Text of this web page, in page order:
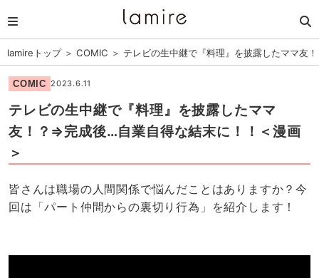
lamireトップ＞ COMIC ＞ テレビの生中継で『料理』を披露したママ友
COMIC 2023.6.11
テレビの生中継で『料理』を披露したママ
友！？⇒完成後…自業自得な結末に！！＜漫画
＞
皆さんは職場の人間関係で悩んだことはありますか？今
回は「パート仲間からの裏切り行為」を紹介します！